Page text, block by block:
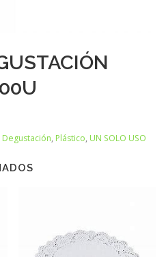
Degustación, Plástico, UN SOLO USO